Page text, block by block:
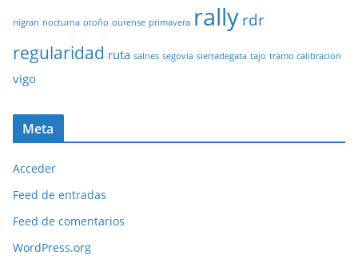
nigran nocturna otoño ourense primavera rallyrdr
regularidad ruta salnes segovia sierradegata tajo tramo calibracion
vigo
Meta
Acceder
Feed de entradas
Feed de comentarios
WordPress.org